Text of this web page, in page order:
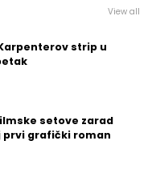
View all
strip u
setove zarad
grafički roman